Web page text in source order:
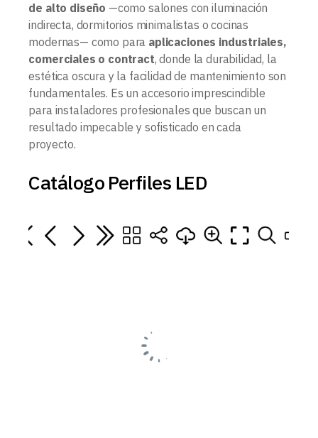
de alto diseño —como salones con iluminación
indirecta, dormitorios minimalistas o cocinas
modernas— como para aplicaciones industriales,
comerciales o contract, donde la durabilidad, la
estética oscura y la facilidad de mantenimiento son
fundamentales. Es un accesorio imprescindible
para instaladores profesionales que buscan un
resultado impecable y sofisticado en cada
proyecto.
Catálogo Perfiles LED